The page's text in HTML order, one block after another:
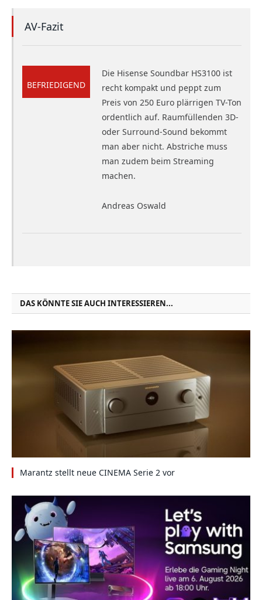
AV-Fazit
BEFRIEDIGEND
Die Hisense Soundbar HS3100 ist
recht kompakt und peppt zum
Preis von 250 Euro plärrigen TV-Ton
ordentlich auf. Raumfüllenden 3D-
oder Surround-Sound bekommt
man aber nicht. Abstriche muss
man zudem beim Streaming
machen.
Andreas Oswald
DAS KÖNNTE SIE AUCH INTERESSIEREN...
Marantz stellt neue CINEMA Serie 2 vor